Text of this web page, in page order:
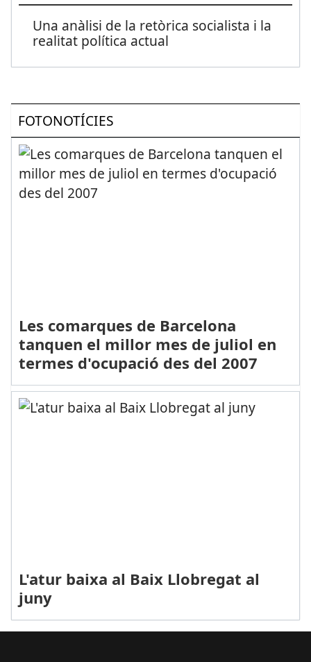
Una anàlisi de la retòrica socialista i la
realitat política actual
FOTONOTÍCIES
Les comarques de Barcelona
tanquen el millor mes de juliol en
termes d'ocupació des del 2007
L'atur baixa al Baix Llobregat al
juny